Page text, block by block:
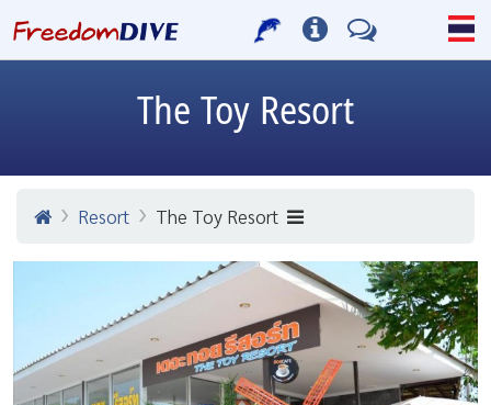
The Toy Resort
Resort The Toy Resort